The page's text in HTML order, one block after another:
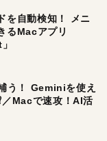
を自動検知！ メニ
るMacアプリ
う！ Geminiを使え
Macで速攻！AI活